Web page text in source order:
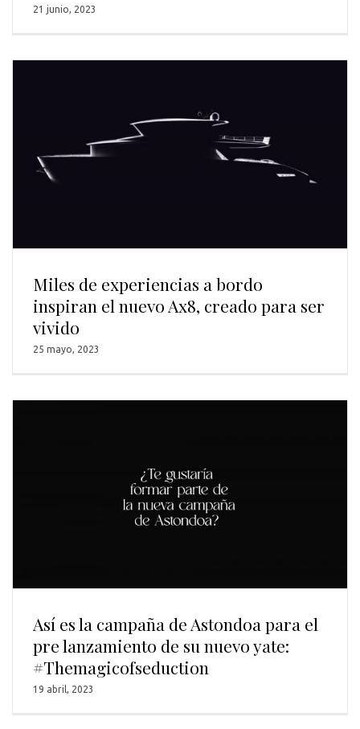
21 junio, 2023
Miles de experiencias a bordo
inspiran el nuevo Ax8, creado para ser
vivido
25 mayo, 2023
Así es la campaña de Astondoa para el
pre lanzamiento de su nuevo yate:
#Themagicofseduction
19 abril, 2023